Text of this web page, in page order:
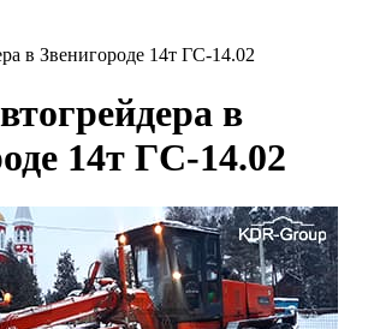
в Звенигороде 14т ГС-14.02
в
14т ГС-14.02